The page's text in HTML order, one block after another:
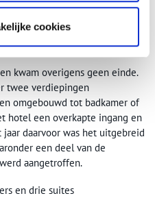
cookies
Stadsarchief Amsterdam
kwam overigens geen einde.
twee verdiepingen
omgebouwd tot badkamer of
hotel een overkapte ingang en
daarvoor was het uitgebreid
een deel van de
aangetroffen.
en drie suites